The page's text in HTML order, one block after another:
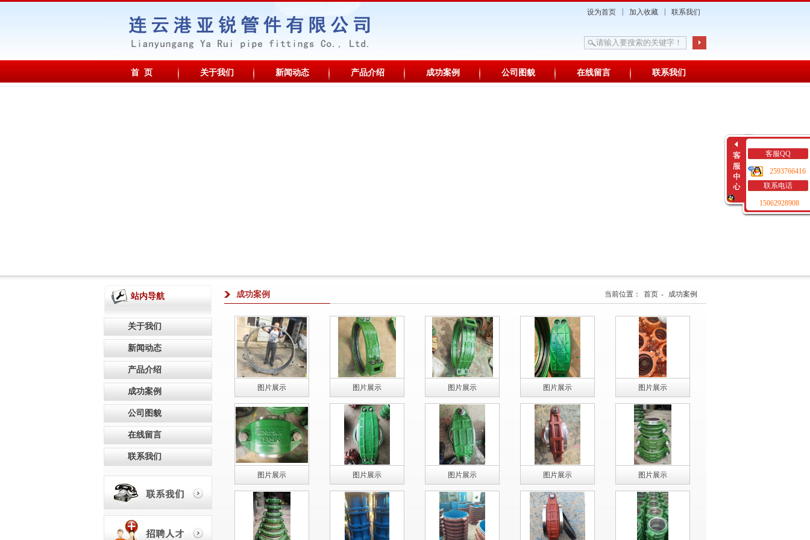
联系我们
加入收藏
设为首页
首 页 关于我们 新闻动态 产品介绍 成功案例 公司图貌 在线留言 联系我们
站内导航
关于我们
新闻动态
产品介绍
成功案例
公司图貌
在线留言
联系我们
成功案例 当前位置： 首页 - 成功案例
图片展示 图片展示 图片展示 图片展示 图片展示
图片展示 图片展示 图片展示 图片展示 图片展示
客服QQ
2593766416
联系电话
15062928908